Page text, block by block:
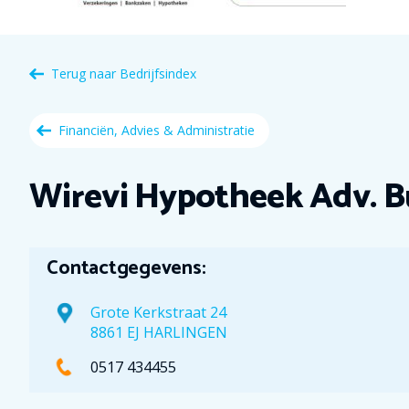
Terug naar Bedrijfsindex
Financiën, Advies & Administratie
Wirevi Hypotheek Adv.
Contactgegevens:
Grote Kerkstraat 24
8861 EJ HARLINGEN
0517 434455